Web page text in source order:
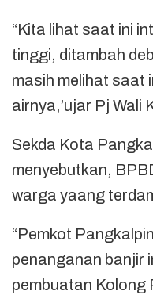
“Kita lihat saat ini
tinggi, ditambah
masih melihat saat
airnya,’ujar Pj Wali
Sekda Kota
menyebutkan,
warga yaang
“Pemkot
penanganan banjir
pembuatan Kolong